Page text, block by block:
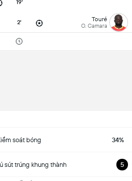
19'
2' Touré
O. Camara
soát bóng 34%
sút trúng khung thành 5